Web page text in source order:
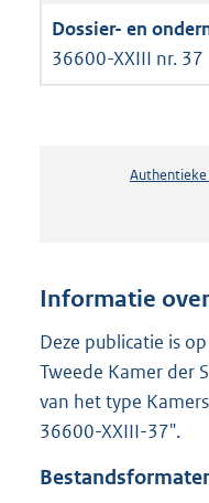
36600-XXIII nr. 37
Authentieke
Informatie
Deze publicatie is
Tweede Kamer der
van het type
36600-XXIII-37".